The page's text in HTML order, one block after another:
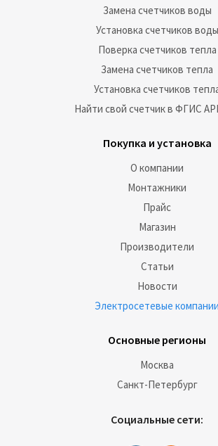
Замена счетчиков воды
Установка счетчиков воды
Поверка счетчиков тепла
Замена счетчиков тепла
Установка счетчиков
Найти свой счетчик в ФГИС
Покупка и установка
О компании
Монтажники
Прайс
Магазин
Производители
Статьи
Новости
Электросетевые компании
Основные регионы
Москва
Санкт-Петербург
Социальные сети: